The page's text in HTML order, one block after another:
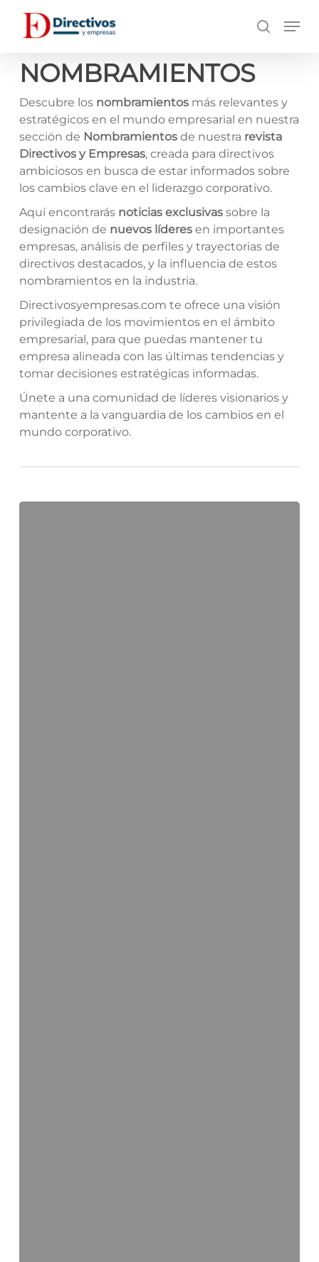
principal
búsqueda
NOMBRAMIENTOS
Descubre los nombramientosmás relevantes y
estratégicos en el mundo empresarial en nuestra
sección de Nombramientosde nuestra revista
Directivos y Empresas, creada para directivos
ambiciosos en busca de estar informados sobre
los cambios clave en el liderazgo corporativo.
Aquí encontrarás noticias exclusivassobre la
designación de nuevos líderesen importantes
empresas, análisis de perfiles y trayectorias de
directivos destacados, y la influencia de estos
nombramientos en la industria.
Directivosyempresas.com te ofrece una visión
privilegiada de los movimientos en el ámbito
empresarial, para que puedas mantener tu
empresa alineada con las últimas tendencias y
tomar decisiones estratégicas informadas.
Únete a una comunidad de líderes visionarios y
mantente a la vanguardia de los cambios en el
mundo corporativo.